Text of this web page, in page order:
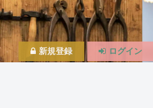
新規登録 ログイン